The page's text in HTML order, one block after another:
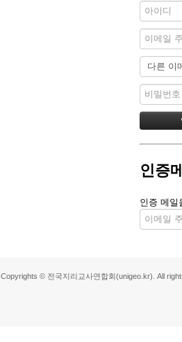
인증
인증 메일
Copyrights © 전국지리교사연합회(unigeo.kr). All